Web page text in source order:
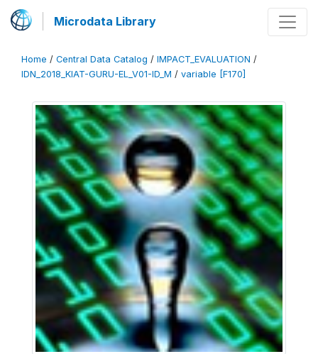
Microdata Library
Home / Central Data Catalog / IMPACT_EVALUATION /
IDN_2018_KIAT-GURU-EL_V01-ID_M / variable [F170]